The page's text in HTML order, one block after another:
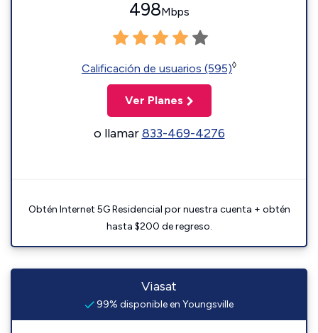
498Mbps
Calificación de usuarios (595)◊
Ver Planes
o llamar833-469-4276
Obtén Internet 5G Residencial por nuestra cuenta + obtén
hasta $200 de regreso.
Viasat
99% disponible en Youngsville